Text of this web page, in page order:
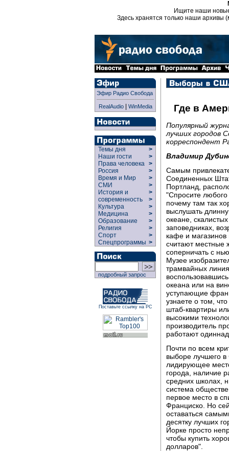
Ищите наши
Здесь хранятся только наши архивы
Эфир Радио Свобода
RealAudio| WinMedia
Темы дня
>
Наши гости
>
Права человека >
Россия
>
Время и Мир
>
СМИ
>
История и
современность
>
>
Культура
>
Медицина
>
Образование
>
Религия
>
Спорт
>
Спецпрограммы >
подробный запрос
Поставьте ссылку на РС
Где в
Популярный
лучших городов
корреспондент
Владимир
Самым
Соединенных
Портланд,
"Спросите любого
почему там так
выслушать
океане,
заповедниках,
кафе и
считают местные
соперничать с
Музее
трамвайных
океана или на
уступающие
узнаете о том,
штаб-квартиры
высокими
производитель
работают
Почти по всем
выборе лучшего
лидирующее
города, наличие
средних школах,
система
первое место в
Франциско. Но
оставаться
десятку лучших
Йорке просто
чтобы купить
долларов".